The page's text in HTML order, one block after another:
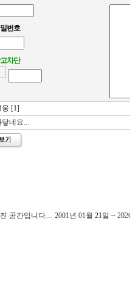
번호
차단
웅 [1]
닿네요...
공간입니다… 2001년 01월 21일 ~